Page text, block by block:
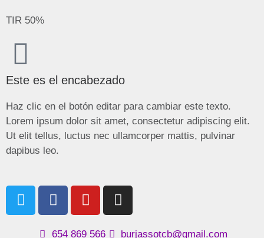
TIR 50%
Este es el encabezado
Haz clic en el botón editar para cambiar este texto.
Lorem ipsum dolor sit amet, consectetur adipiscing elit.
Ut elit tellus, luctus nec ullamcorper mattis, pulvinar
dapibus leo.
654 869 566 burjassotcb@gmail.com